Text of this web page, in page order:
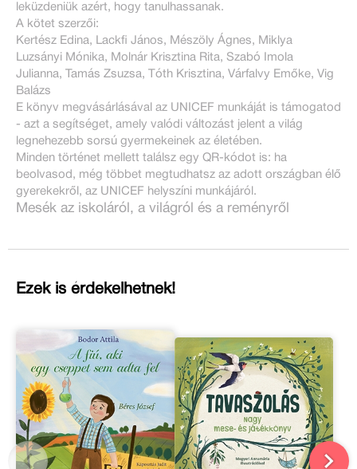
leküzdeniük azért, hogy tanulhassanak.
A kötet szerzői:
Kertész Edina, Lackfi János, Mészöly Ágnes, Miklya
Luzsányi Mónika, Molnár Krisztina Rita, Szabó Imola
Julianna, Tamás Zsuzsa, Tóth Krisztina, Várfalvy Emőke, Vig
Balázs
E könyv megvásárlásával az UNICEF munkáját is támogatod
- azt a segítséget, amely valódi változást jelent a világ
legnehezebb sorsú gyermekeinek az életében.
Minden történet mellett találsz egy QR-kódot is: ha
beolvasod, még többet megtudhatsz az adott országban élő
gyerekekről, az UNICEF helyszíni munkájáról.
Mesék az iskoláról, a világról és a reményről
Ezek is érdekelhetnek!